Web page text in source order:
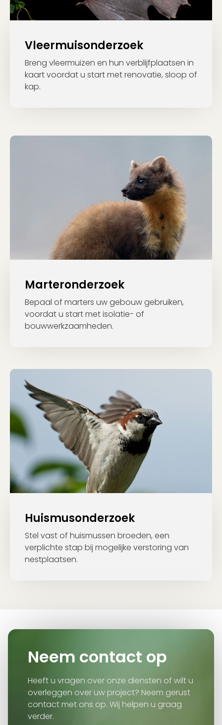
Vleermuisonderzoek
Breng vleermuizen en hun verblijfplaatsen in
kaart voordat u start met renovatie, sloop of
kap.
Marteronderzoek
Bepaal of marters uw gebouw gebruiken,
voordat u start met isolatie- of
bouwwerkzaamheden.
Huismusonderzoek
Stel vast of huismussen broeden, een
verplichte stap bij mogelijke verstoring van
nestplaatsen.
Neem contact op
Heeft u vragen over onze diensten of wilt u
overleggen over uw project? Neem gerust
contact met ons op. Wij helpen u graag
verder.